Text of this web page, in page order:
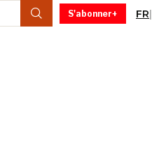
S'abonner+ FR|